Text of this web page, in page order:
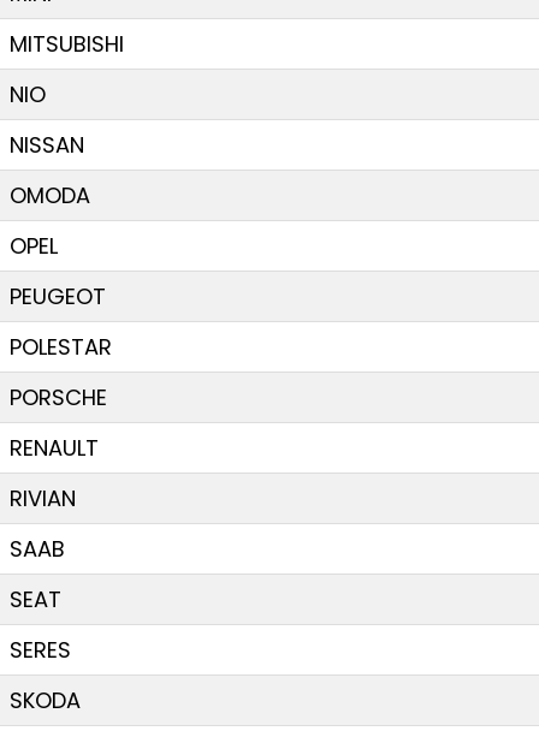
MITSUBISHI
NIO
NISSAN
OMODA
OPEL
PEUGEOT
POLESTAR
PORSCHE
RENAULT
RIVIAN
SAAB
SEAT
SERES
SKODA